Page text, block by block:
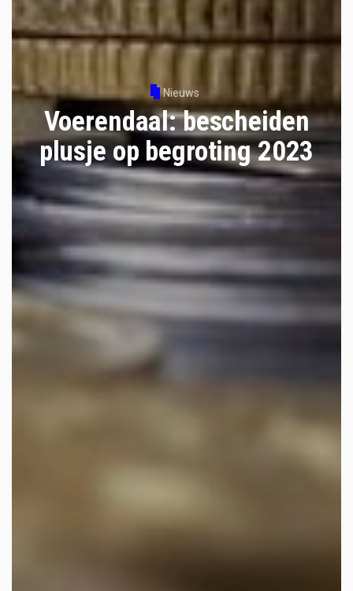
Nieuws
Voerendaal: bescheiden
plusje op begroting 2023